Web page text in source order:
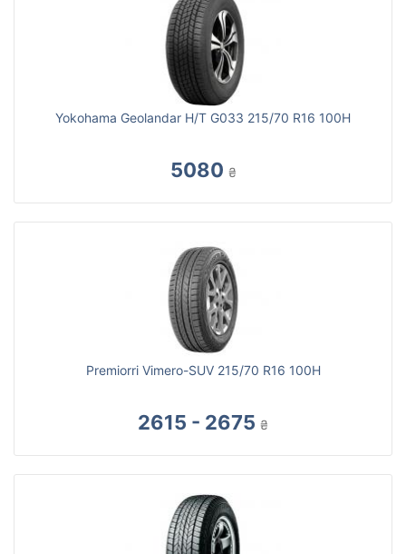
Yokohama Geolandar H/T G033 215/70 R16 100H
5080 ₴
Premiorri Vimero-SUV 215/70 R16 100H
2615 - 2675 ₴